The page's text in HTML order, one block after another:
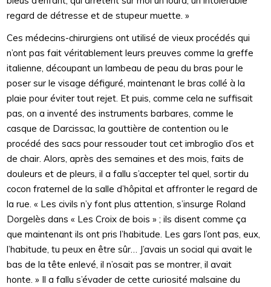
regard de détresse et de stupeur muette. »
Ces médecins-chirurgiens ont utilisé de vieux procédés qui
n’ont pas fait véritablement leurs preuves comme la greffe
italienne, découpant un lambeau de peau du bras pour le
poser sur le visage défiguré, maintenant le bras collé à la
plaie pour éviter tout rejet. Et puis, comme cela ne suffisait
pas, on a inventé des instruments barbares, comme le
casque de Darcissac, la gouttière de contention ou le
procédé des sacs pour ressouder tout cet imbroglio d’os et
de chair. Alors, après des semaines et des mois, faits de
douleurs et de pleurs, il a fallu s’accepter tel quel, sortir du
cocon fraternel de la salle d’hôpital et affronter le regard de
la rue. « Les civils n’y font plus attention, s’insurge Roland
Dorgelès dans « Les Croix de bois » ; ils disent comme ça
que maintenant ils ont pris l’habitude. Les gars l’ont pas, eux,
l’habitude, tu peux en être sûr… J’avais un social qui avait le
bas de la tête enlevé, il n’osait pas se montrer, il avait
honte. » Il a fallu s’évader de cette curiosité malsaine du